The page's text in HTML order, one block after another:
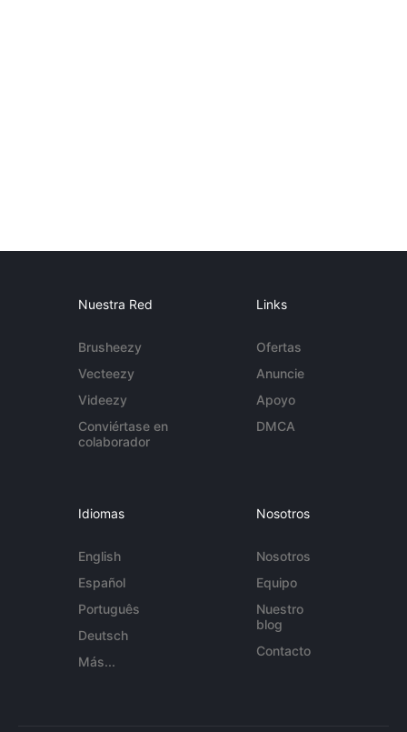
Nuestra Red
Brusheezy
Vecteezy
Videezy
Conviértase en
colaborador
Links
Ofertas
Anuncie
Apoyo
DMCA
Idiomas
English
Español
Português
Deutsch
Más...
Nosotros
Nosotros
Equipo
Nuestro
blog
Contacto